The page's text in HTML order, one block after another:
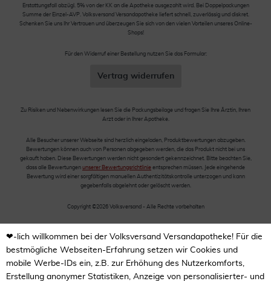
Erstattungsfall abzügl. 5% von der KK an die Apotheke ausgezahlt wird. Bei Doppelpackungen
Summe der Einzel-AVP. Volksversand Versandapotheke liefert schnell, zuverlässig und diskret.
Schenken Sie uns Ihr Vertrauen und überzeugen Sie sich von den vielen Vorteilen unseres Online-
Shops!
Für den Widerruf einer Bestellung nutzen Sie das Formular:
Vertrag widerrufen
Zu Risiken und Nebenwirkungen lesen Sie die Packungsbeilage und fragen Sie Ihre Ärztin, Ihren
Arzt oder in Ihrer Apotheke.
Alle Besucher unserer Webseite sind herzlich eingeladen, Produktbewertungen abzugeben.
Bewertungen können auch von Personen abgegeben werden, die das Produkt nicht bei uns
gekauft haben. Diese Bewertungen werden nicht gesondert gekennzeichnet. Bitte beachten Sie,
dass alle Bewertungen unserer Bewertungsrichtlinie entsprechen müssen. Jede eingehende
Bewertung wird einer sorgfältigen manuellen Authentizitätskontrolle unterzogen und kann
gegebenfalls abgelehnt oder gelöscht werden.
Copyright ©2026 Volksversand - Alle Rechte vorbehalten
❤-lich willkommen bei der Volksversand Versandapotheke! Für die
bestmögliche Webseiten-Erfahrung setzen wir Cookies und
mobile Werbe-IDs ein, z.B. zur Erhöhung des Nutzerkomforts,
Erstellung anonymer Statistiken, Anzeige von personalisierter- und